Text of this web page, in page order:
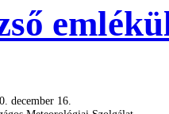
december 16.